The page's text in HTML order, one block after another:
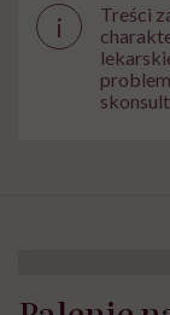
i
Treści